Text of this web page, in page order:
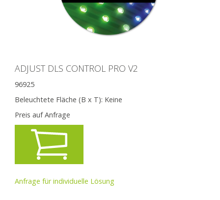
ADJUST DLS CONTROL PRO V2
96925
Beleuchtete Fläche (B x T): Keine
Preis auf Anfrage
Anfrage für individuelle Lösung